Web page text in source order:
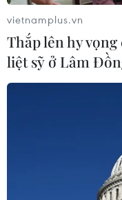
Dự luật
Mỹ có thể khiến
EU tuyên bố vượt
ninh biên giới sau
vietnamplus.vn
Thắp lên hy
liệt sỹ ở Lâm